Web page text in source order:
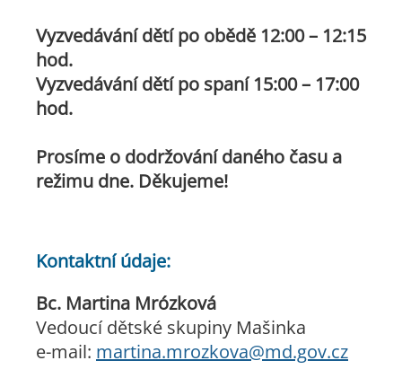
Vyzvedávání dětí po obědě 12:00 – 12:15
hod.
Vyzvedávání dětí po spaní 15:00 – 17:00
hod.
Prosíme o dodržování daného času a
režimu dne. Děkujeme!
Kontaktní údaje:
Bc. Martina Mrózková
Vedoucí dětské skupiny Mašinka
e-mail: martina.mrozkova@md.gov.cz​